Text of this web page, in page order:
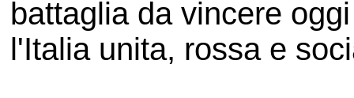
battaglia da vincere
l'Italia unita, rossa e